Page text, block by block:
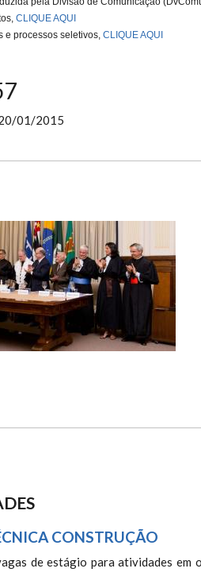
CLIQUE AQUI
e processos seletivos, CLIQUE AQUI
01/2015
CONSTRUÇÃO
de estágio para atividades